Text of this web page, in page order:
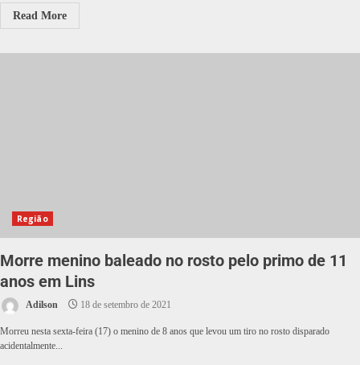
Read More
Região
Morre menino baleado no rosto pelo primo de 11
anos em Lins
Adilson 18 de setembro de 2021
Morreu nesta sexta-feira (17) o menino de 8 anos que levou um tiro no rosto disparado
acidentalmente...